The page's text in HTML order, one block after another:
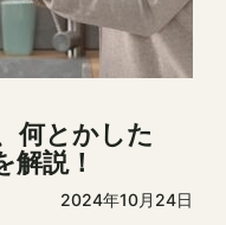
何とかした
説！
2024年10月24日